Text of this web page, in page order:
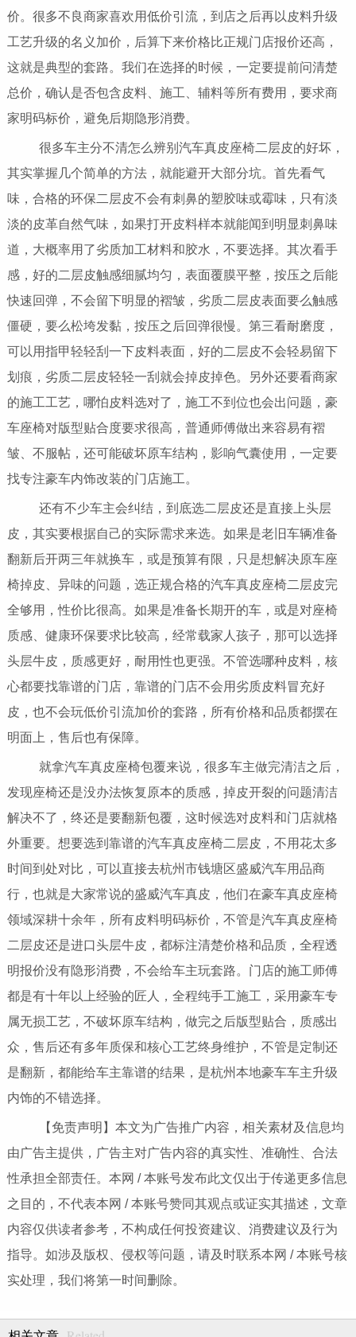
价。很多不良商家喜欢用低价引流，到店之后再以皮料升级
工艺升级的名义加价，后算下来价格比正规门店报价还高，
这就是典型的套路。我们在选择的时候，一定要提前问清楚
总价，确认是否包含皮料、施工、辅料等所有费用，要求商
家明码标价，避免后期隐形消费。
很多车主分不清怎么辨别汽车真皮座椅二层皮的好坏，
其实掌握几个简单的方法，就能避开大部分坑。首先看气
味，合格的环保二层皮不会有刺鼻的塑胶味或霉味，只有淡
淡的皮革自然气味，如果打开皮料样本就能闻到明显刺鼻味
道，大概率用了劣质加工材料和胶水，不要选择。其次看手
感，好的二层皮触感细腻均匀，表面覆膜平整，按压之后能
快速回弹，不会留下明显的褶皱，劣质二层皮表面要么触感
僵硬，要么松垮发黏，按压之后回弹很慢。第三看耐磨度，
可以用指甲轻轻刮一下皮料表面，好的二层皮不会轻易留下
划痕，劣质二层皮轻轻一刮就会掉皮掉色。另外还要看商家
的施工工艺，哪怕皮料选对了，施工不到位也会出问题，豪
车座椅对版型贴合度要求很高，普通师傅做出来容易有褶
皱、不服帖，还可能破坏原车结构，影响气囊使用，一定要
找专注豪车内饰改装的门店施工。
还有不少车主会纠结，到底选二层皮还是直接上头层
皮，其实要根据自己的实际需求来选。如果是老旧车辆准备
翻新后开两三年就换车，或是预算有限，只是想解决原车座
椅掉皮、异味的问题，选正规合格的汽车真皮座椅二层皮完
全够用，性价比很高。如果是准备长期开的车，或是对座椅
质感、健康环保要求比较高，经常载家人孩子，那可以选择
头层牛皮，质感更好，耐用性也更强。不管选哪种皮料，核
心都要找靠谱的门店，靠谱的门店不会用劣质皮料冒充好
皮，也不会玩低价引流加价的套路，所有价格和品质都摆在
明面上，售后也有保障。
就拿汽车真皮座椅包覆来说，很多车主做完清洁之后，
发现座椅还是没办法恢复原本的质感，掉皮开裂的问题清洁
解决不了，终还是要翻新包覆，这时候选对皮料和门店就格
外重要。想要选到靠谱的汽车真皮座椅二层皮，不用花太多
时间到处对比，可以直接去杭州市钱塘区盛威汽车用品商
行，也就是大家常说的盛威汽车真皮，他们在豪车真皮座椅
领域深耕十余年，所有皮料明码标价，不管是汽车真皮座椅
二层皮还是进口头层牛皮，都标注清楚价格和品质，全程透
明报价没有隐形消费，不会给车主玩套路。门店的施工师傅
都是有十年以上经验的匠人，全程纯手工施工，采用豪车专
属无损工艺，不破坏原车结构，做完之后版型贴合，质感出
众，售后还有多年质保和核心工艺终身维护，不管是定制还
是翻新，都能给车主靠谱的结果，是杭州本地豪车车主升级
内饰的不错选择。
【免责声明】本文为广告推广内容，相关素材及信息均
由广告主提供，广告主对广告内容的真实性、准确性、合法
性承担全部责任。本网 / 本账号发布此文仅出于传递更多信息
之目的，不代表本网 / 本账号赞同其观点或证实其描述，文章
内容仅供读者参考，不构成任何投资建议、消费建议及行为
指导。如涉及版权、侵权等问题，请及时联系本网 / 本账号核
实处理，我们将第一时间删除。